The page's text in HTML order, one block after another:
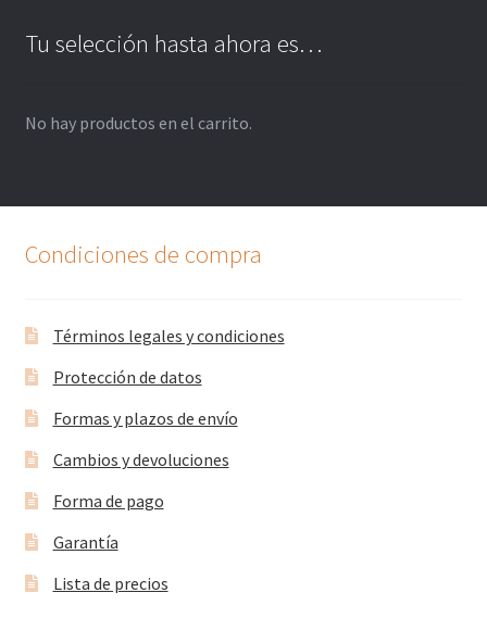
Tu selección hasta ahora es…
No hay productos en el carrito.
Condiciones de compra
Términos legales y condiciones
Protección de datos
Formas y plazos de envío
Cambios y devoluciones
Forma de pago
Garantía
Lista de precios